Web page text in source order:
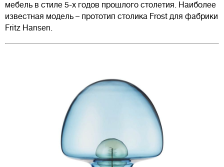
мебель в стиле 5-х годов прошлого столетия. Наиболее
известная модель – прототип столика Frost для фабрики
Fritz Hansen.